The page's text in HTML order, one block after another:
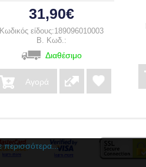
31,90€
Κωδικός είδους:189096010003
B. Κωδ.:
Διαθέσιμο
Αγορά
περισσότερα...